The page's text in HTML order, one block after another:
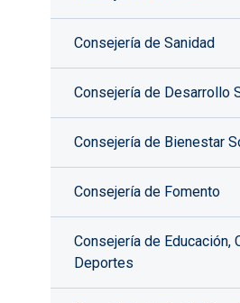
Consejería de Sanidad
Consejería de Desarrollo
Consejería de Bienestar
Consejería de Fomento
Consejería de Educación,
Deportes